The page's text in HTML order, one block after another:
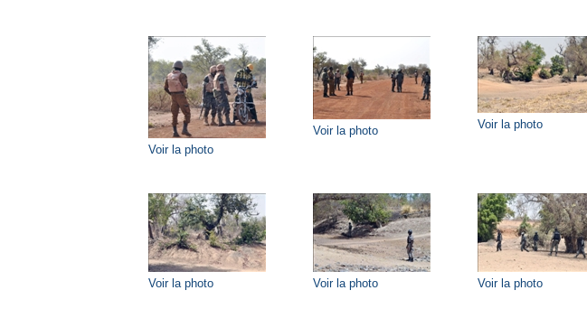
Voir la photo
Voir la photo Voir la photo
Voir la photo Voir la photo Voir la photo